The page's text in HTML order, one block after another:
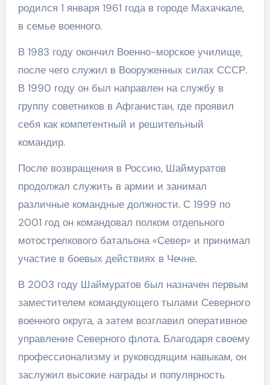
родился 1 января 1961 года в городе Махачкале,
в семье военного.
В 1983 году окончил Военно-морское училище,
после чего служил в Вооруженных силах СССР.
В 1990 году он был направлен на службу в
группу советников в Афганистан, где проявил
себя как компетентный и решительный
командир.
После возвращения в Россию, Шаймуратов
продолжал служить в армии и занимал
различные командные должности. С 1999 по
2001 год он командовал полком отдельного
мотострелкового батальона «Север» и принимал
участие в боевых действиях в Чечне.
В 2003 году Шаймуратов был назначен первым
заместителем командующего тылами Северного
военного округа, а затем возглавил оперативное
управление Северного флота. Благодаря своему
профессионализму и руководящим навыкам, он
заслужил высокие награды и популярность